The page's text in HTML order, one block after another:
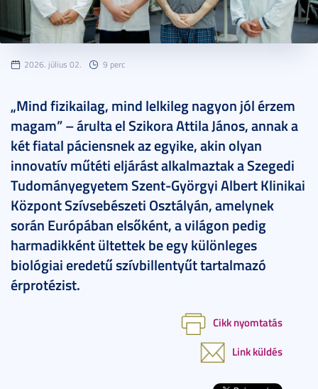
2026. július 02. 9 perc
„Mind fizikailag, mind lelkileg nagyon jól érzem
magam” – árulta el Szikora Attila János, annak a
két fiatal páciensnek az egyike, akin olyan
innovatív műtéti eljárást alkalmaztak a Szegedi
Tudományegyetem Szent-Györgyi Albert Klinikai
Központ Szívsebészeti Osztályán, amelynek
során Európában elsőként, a világon pedig
harmadikként ültettek be egy különleges
biológiai eredetű szívbillentyűt tartalmazó
érprotézist.
Cikk nyomtatás
Link küldés